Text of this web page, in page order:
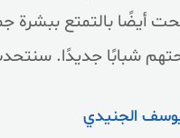
أيضًا بالتمتع ببشرة
شبابًا جديدًا. سنتحدث
الجنيدي